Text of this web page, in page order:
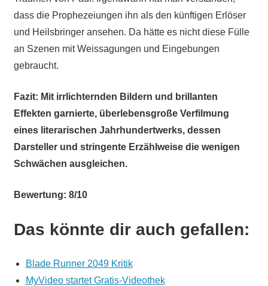
dass die Prophezeiungen ihn als den künftigen Erlöser
und Heilsbringer ansehen. Da hätte es nicht diese Fülle
an Szenen mit Weissagungen und Eingebungen
gebraucht.
Fazit: Mit irrlichternden Bildern und brillanten
Effekten garnierte, überlebensgroße Verfilmung
eines literarischen Jahrhundertwerks, dessen
Darsteller und stringente Erzählweise die wenigen
Schwächen ausgleichen.
Bewertung: 8/10
Das könnte dir auch gefallen:
Blade Runner 2049 Kritik
MyVideo startet Gratis-Videothek